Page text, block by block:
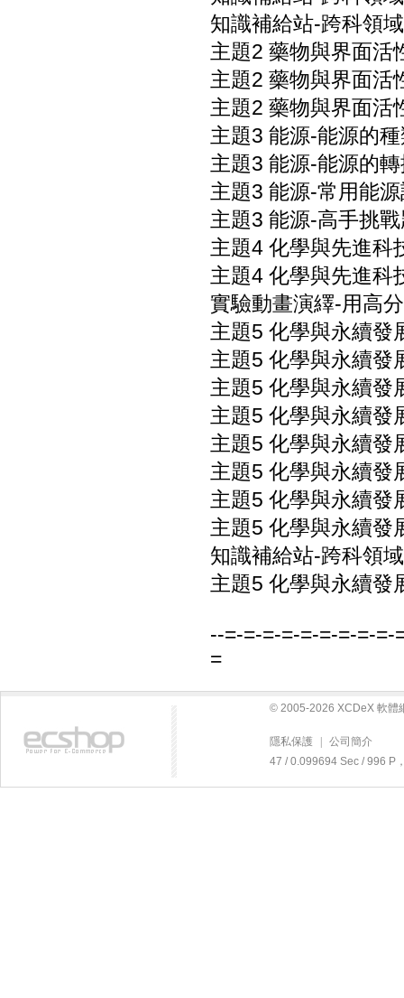
知識補給站-跨科領
主題2 藥物與界面活
主題2 藥物與界面活
主題2 藥物與界面活
主題3 能源-能源的
主題3 能源-能源的
主題3 能源-常用能
主題3 能源-高手挑
主題4 化學與先進科
主題4 化學與先進科
實驗動畫演繹-用高
主題5 化學與永續發
主題5 化學與永續發
主題5 化學與永續發
主題5 化學與永續發
主題5 化學與永續發
主題5 化學與永續發
主題5 化學與永續發
主題5 化學與永續發
知識補給站-跨科領
主題5 化學與永續發
--=-=-=-=-=-=-=-=-=-
=
© 2005-2026 XCDeX 軟體
隱私保護
公司簡介
47 / 0.099694 Sec / 996 P